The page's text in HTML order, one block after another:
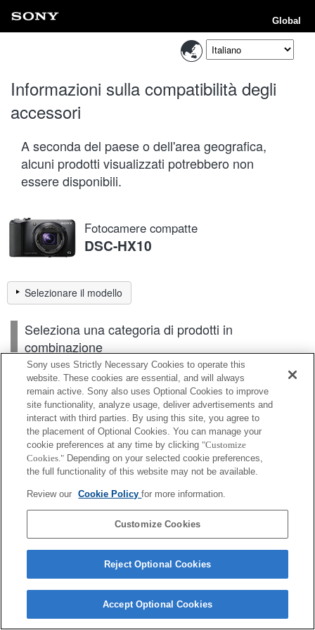
Global
Informazioni sulla compatibilità degli
accessori
A seconda del paese o dell'area geografica,
alcuni prodotti visualizzati potrebbero non
essere disponibili.
Fotocamere compatte
DSC-HX10
Selezionare il modello
Seleziona una categoria di prodotti in
combinazione
Scheda di memoria
Alimentazione
Accessori
A seconda del paese o dell'area geografica, alcuni
prodotti visualizzati potrebbero non essere
Copyright 2026 Sony Corporation
Sony uses Strictly Necessary Cookies to operate this
website. These cookies are essential, and will always
remain active. Sony also uses Optional Cookies to improve
site functionality, analyze usage, deliver advertisements and
interact with third parties. By using this site, you agree to
the placement of Optional Cookies. You can manage your
cookie preferences at any time by clicking "Customize
Cookies." Depending on your selected cookie preferences,
the full functionality of this website may not be available.
Review our Cookie Policyfor more information.
Customize Cookies
Reject Optional Cookies
Accept Optional Cookies